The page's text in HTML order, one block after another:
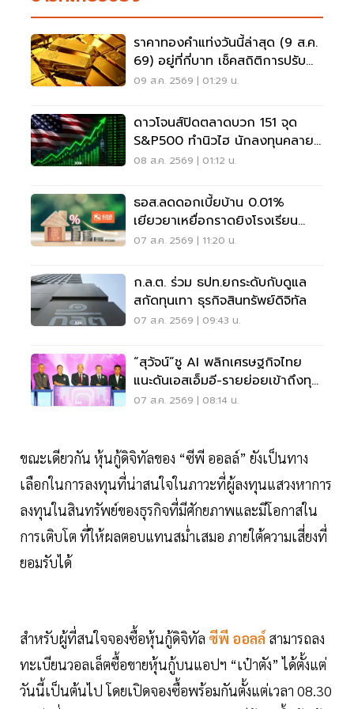
ราคาทองคำแท่งวันนี้ล่าสุด (9 ส.ค.
69) อยู่ที่กี่บาท เช็คสถิติการปรับ
ขึ้น-ลง
09 ส.ค. 2569 | 01:29 น.
ดาวโจนส์ปิดตลาดบวก 151 จุด
S&P500 ทำนิวไฮ นักลงทุนคลาย
กังวลเฟดขึ้นดอกเบี้ย
08 ส.ค. 2569 | 01:12 น.
ธอส.ลดดอกเบี้ยบ้าน 0.01%
เยียวยาเหยื่อกราดยิงโรงเรียน
จ.นนทบุรี
07 ส.ค. 2569 | 11:20 น.
ก.ล.ต. ร่วม ธปท.ยกระดับกับดูแล
สกัดทุนเทา ธุรกิจสินทรัพย์ดิจิทัล
07 ส.ค. 2569 | 09:43 น.
“สุวัจน์”ชู AI พลิกเศรษฐกิจไทย
แนะดันเอสเอ็มอี-รายย่อยเข้าถึงทุน
ฝ่าวิกฤต
07 ส.ค. 2569 | 08:14 น.
ขณะเดียวกัน หุ้นกู้ดิจิทัลของ “ซีพี ออลล์” ยังเป็นทาง
เลือกในการลงทุนที่น่าสนใจในภาวะที่ผู้ลงทุนแสวงหาการ
ลงทุนในสินทรัพย์ของธุรกิจที่มีศักยภาพและมีโอกาสใน
การเติบโต ที่ให้ผลตอบแทนสม่ำเสมอ ภายใต้ความเสี่ยงที่
ยอมรับได้
สำหรับผู้ที่สนใจจองซื้อหุ้นกู้ดิจิทัล ซีพี ออลล์ สามารถลง
ทะเบียนวอลเล็ตซื้อขายหุ้นกู้บนแอปฯ “เป๋าตัง” ได้ตั้งแต่
วันนี้เป็นต้นไป โดยเปิดจองซื้อพร้อมกันตั้งแต่เวลา 08.30